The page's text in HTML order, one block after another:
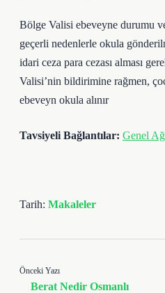
Bölge Valisi ebeveyne durumu
geçerli nedenlerle okula
idari ceza para cezası alması
Valisi’nin bildirimine rağmen,
ebeveyn okula alınır
Tavsiyeli Bağlantılar: Genel Ağ
Tarih: Makaleler
Önceki Yazı
Berat Nedir Osmanlı